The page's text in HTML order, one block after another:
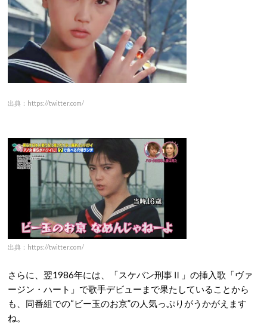
出典：https://twitter.com/
出典：https://twitter.com/
さらに、翌1986年には、「スケバン刑事Ⅱ」の挿入歌「ヴァ
ージン・ハート」で歌手デビューまで果たしていることから
も、同番組での“ビー玉のお京”の人気っぷりがうかがえます
ね。